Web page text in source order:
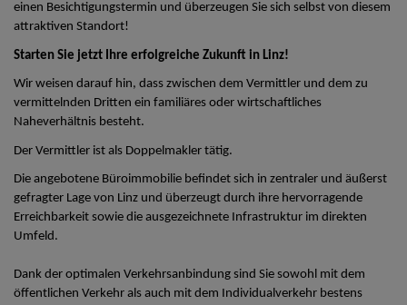
einen Besichtigungstermin und überzeugen Sie sich selbst von diesem
attraktiven Standort!
Starten Sie jetzt Ihre erfolgreiche Zukunft in Linz!
Wir weisen darauf hin, dass zwischen dem Vermittler und dem zu
vermittelnden Dritten ein familiäres oder wirtschaftliches
Naheverhältnis besteht.
Der Vermittler ist als Doppelmakler tätig.
Die angebotene Büroimmobilie befindet sich in zentraler und äußerst
gefragter Lage von Linz und überzeugt durch ihre hervorragende
Erreichbarkeit sowie die ausgezeichnete Infrastruktur im direkten
Umfeld.
Dank der optimalen Verkehrsanbindung sind Sie sowohl mit dem
öffentlichen Verkehr als auch mit dem Individualverkehr bestens